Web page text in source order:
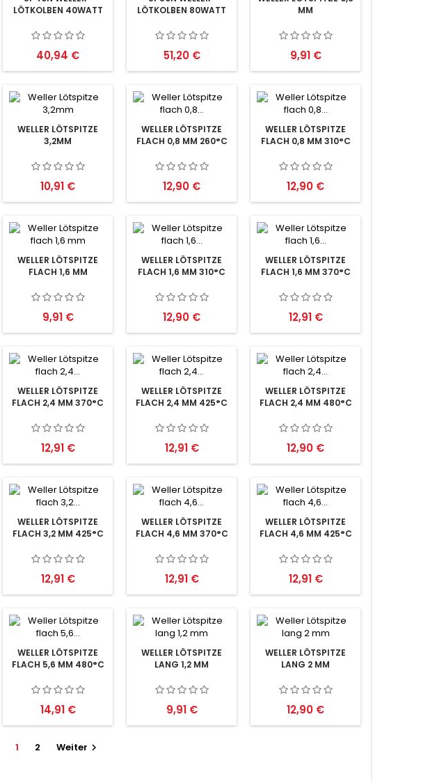
LÖTKOLBEN 40WATT
Preis
40,94 €
LÖTKOLBEN 80WATT
Preis
51,20 €
MM
Preis
9,91 €
WELLER LÖTSPITZE
3,2MM
Preis
10,91 €
WELLER LÖTSPITZE
FLACH 0,8 MM 260°C
Preis
12,90 €
WELLER LÖTSPITZE
FLACH 0,8 MM 310°C
Preis
12,90 €
WELLER LÖTSPITZE
FLACH 1,6 MM
Preis
9,91 €
WELLER LÖTSPITZE
FLACH 1,6 MM 310°C
Preis
12,90 €
WELLER LÖTSPITZE
FLACH 1,6 MM 370°C
Preis
12,91 €
WELLER LÖTSPITZE
FLACH 2,4 MM 370°C
Preis
12,91 €
WELLER LÖTSPITZE
FLACH 2,4 MM 425°C
Preis
12,91 €
WELLER LÖTSPITZE
FLACH 2,4 MM 480°C
Preis
12,90 €
WELLER LÖTSPITZE
FLACH 3,2 MM 425°C
Preis
12,91 €
WELLER LÖTSPITZE
FLACH 4,6 MM 370°C
Preis
12,91 €
WELLER LÖTSPITZE
FLACH 4,6 MM 425°C
Preis
12,91 €
WELLER LÖTSPITZE
FLACH 5,6 MM 480°C
Preis
14,91 €
WELLER LÖTSPITZE
LANG 1,2 MM
Preis
9,91 €
WELLER LÖTSPITZE
LANG 2 MM
Preis
12,90 €
1 2 Weiter 